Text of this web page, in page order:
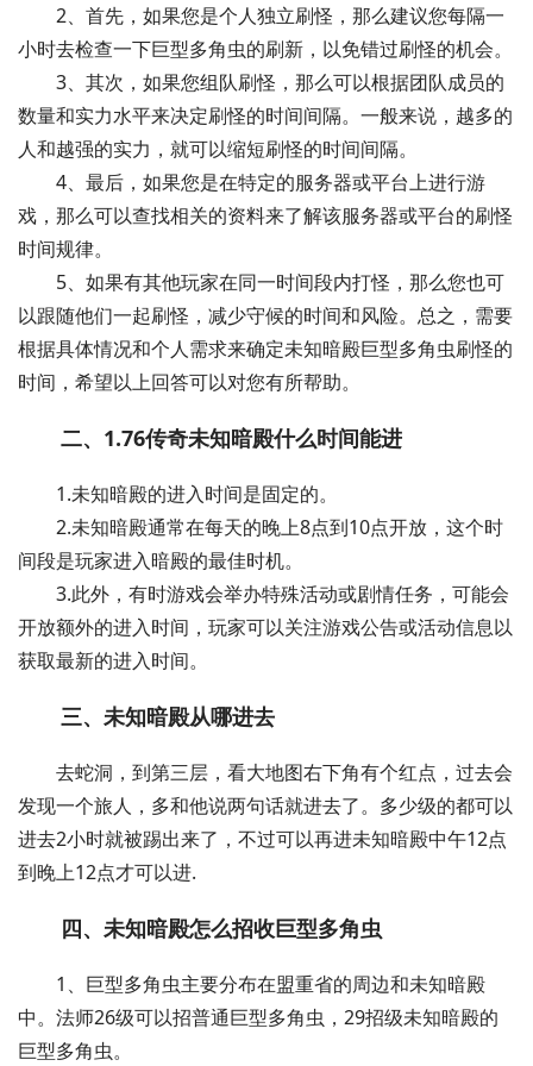
2、首先，如果您是个人独立刷怪，那么建议您每隔一
小时去检查一下巨型多角虫的刷新，以免错过刷怪的机会。
3、其次，如果您组队刷怪，那么可以根据团队成员的
数量和实力水平来决定刷怪的时间间隔。一般来说，越多的
人和越强的实力，就可以缩短刷怪的时间间隔。
4、最后，如果您是在特定的服务器或平台上进行游
戏，那么可以查找相关的资料来了解该服务器或平台的刷怪
时间规律。
5、如果有其他玩家在同一时间段内打怪，那么您也可
以跟随他们一起刷怪，减少守候的时间和风险。总之，需要
根据具体情况和个人需求来确定未知暗殿巨型多角虫刷怪的
时间，希望以上回答可以对您有所帮助。
二、1.76传奇未知暗殿什么时间能进
1.未知暗殿的进入时间是固定的。
2.未知暗殿通常在每天的晚上8点到10点开放，这个时
间段是玩家进入暗殿的最佳时机。
3.此外，有时游戏会举办特殊活动或剧情任务，可能会
开放额外的进入时间，玩家可以关注游戏公告或活动信息以
获取最新的进入时间。
三、未知暗殿从哪进去
去蛇洞，到第三层，看大地图右下角有个红点，过去会
发现一个旅人，多和他说两句话就进去了。多少级的都可以
进去2小时就被踢出来了，不过可以再进未知暗殿中午12点
到晚上12点才可以进.
四、未知暗殿怎么招收巨型多角虫
1、巨型多角虫主要分布在盟重省的周边和未知暗殿
中。法师26级可以招普通巨型多角虫，29招级未知暗殿的
巨型多角虫。